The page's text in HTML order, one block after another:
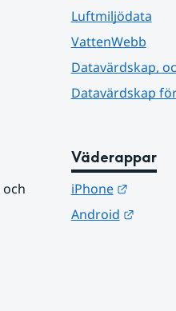
Luftmiljödata
VattenWebb
Datavärdskap,
Datavärdskap
Väderappar
iPhone
Länk till
Android
Länk